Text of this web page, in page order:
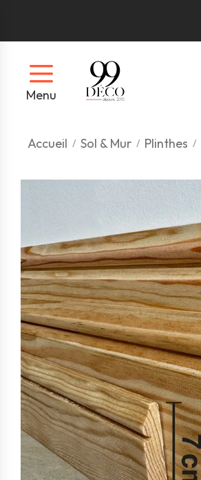
Menu
Accueil Sol & Mur Plinthes